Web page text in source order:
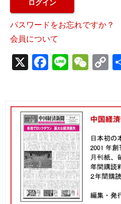
パスワードをお忘れですか？
会員について
X F
a
e
b
o
o
k
Li
n
W
e
h
a
t
C
o
y
Li
n
k